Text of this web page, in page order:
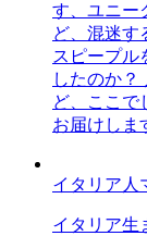
す、ユニー
ど、混迷す
スピープル
したのか？
ど、ここで
お届けしま
イタリア人
イタリア生